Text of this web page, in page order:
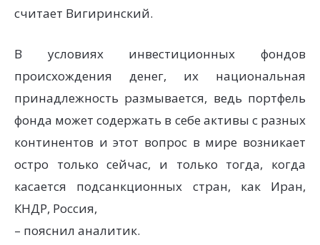
считает Вигиринский.
В условиях инвестиционных фондов
происхождения денег, их национальная
принадлежность размывается, ведь портфель
фонда может содержать в себе активы с разных
континентов и этот вопрос в мире возникает
остро только сейчас, и только тогда, когда
касается подсанкционных стран, как Иран,
КНДР, Россия,
– пояснил аналитик.